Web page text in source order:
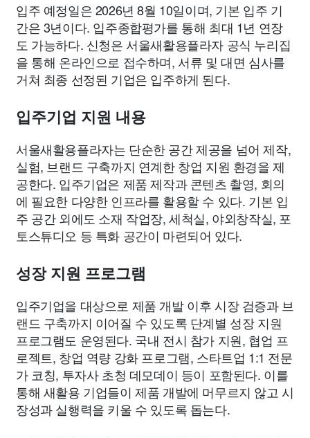
입주 예정일은 2026년 8월 10일이며, 기본 입주 기
간은 3년이다. 입주종합평가를 통해 최대 1년 연장
도 가능하다. 신청은 서울새활용플라자 공식 누리집
을 통해 온라인으로 접수하며, 서류 및 대면 심사를
거쳐 최종 선정된 기업은 입주하게 된다.
입주기업 지원 내용
서울새활용플라자는 단순한 공간 제공을 넘어 제작,
실험, 브랜드 구축까지 연계한 창업 지원 환경을 제
공한다. 입주기업은 제품 제작과 콘텐츠 촬영, 회의
에 필요한 다양한 인프라를 활용할 수 있다. 기본 입
주 공간 외에도 소재 작업장, 세척실, 야외창작실, 포
토스튜디오 등 특화 공간이 마련되어 있다.
성장 지원 프로그램
입주기업을 대상으로 제품 개발 이후 시장 검증과 브
랜드 구축까지 이어질 수 있도록 단계별 성장 지원
프로그램도 운영된다. 국내 전시 참가 지원, 협업 프
로젝트, 창업 역량 강화 프로그램, 스타트업 1:1 전문
가 코칭, 투자사 초청 데모데이 등이 포함된다. 이를
통해 새활용 기업들이 제품 개발에 머무르지 않고 시
장성과 실행력을 키울 수 있도록 돕는다.